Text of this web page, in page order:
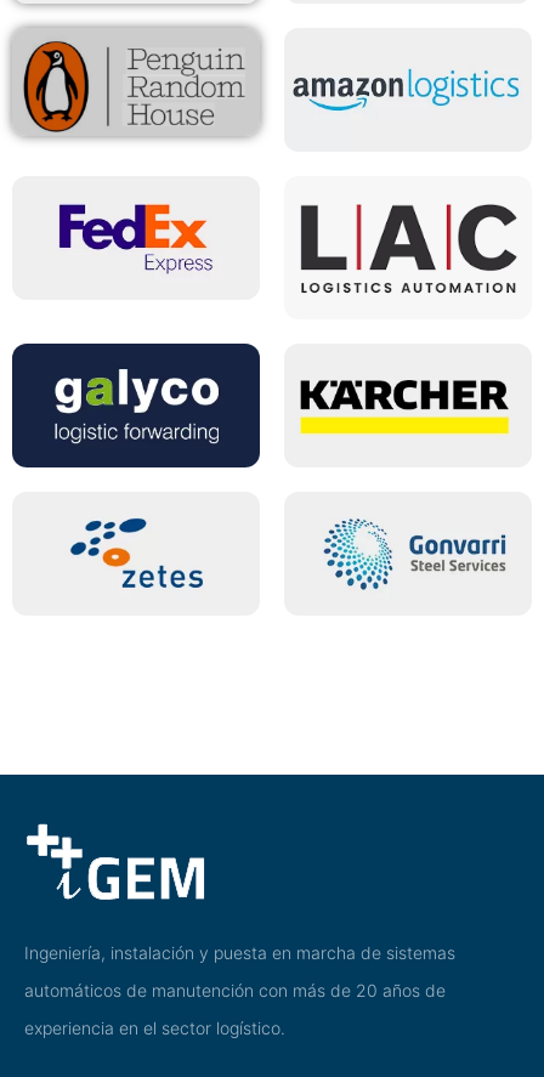
Ingeniería, instalación y puesta en marcha de sistemas
automáticos de manutención con más de 20 años de
experiencia en el sector logístico.